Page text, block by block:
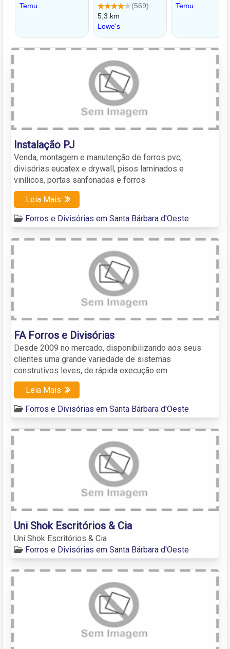
Instalação PJ
Venda, montagem e manutenção de forros pvc,
divisórias eucatex e drywall, pisos laminados e
vinílicos, portas sanfonadas e forros
Leia Mais
Forros e Divisórias em Santa Bárbara d'Oeste
FA Forros e Divisórias
Desde 2009 no mercado, disponibilizando aos seus
clientes uma grande variedade de sistemas
construtivos leves, de rápida execução em
Leia Mais
Forros e Divisórias em Santa Bárbara d'Oeste
Uni Shok Escritórios & Cia
Uni Shok Escritórios & Cia
Forros e Divisórias em Santa Bárbara d'Oeste